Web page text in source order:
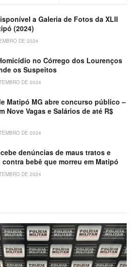
a Galeria de Fotos da XLII
(2024)
DE 2024
no Córrego dos Lourenços
os Suspeitos
DE 2024
Matipó MG abre concurso público –
Nove Vagas e Salários de até R$
DE 2024
denúncias de maus tratos e
contra bebê que morreu em Matipó
DE 2024